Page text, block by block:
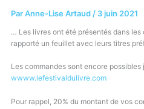
ParAnne-Lise Artaud / 3 juin 2021
… Les livres ont été présentés dans
rapporté un feuillet avec leurs titres
Les commandes sont encore possibles
wwww.lefestivaldulivre.com
Pour rappel, 20% du montant de vos